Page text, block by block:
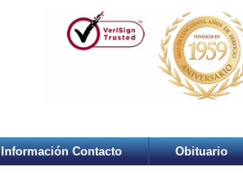
Información Contacto Obituario